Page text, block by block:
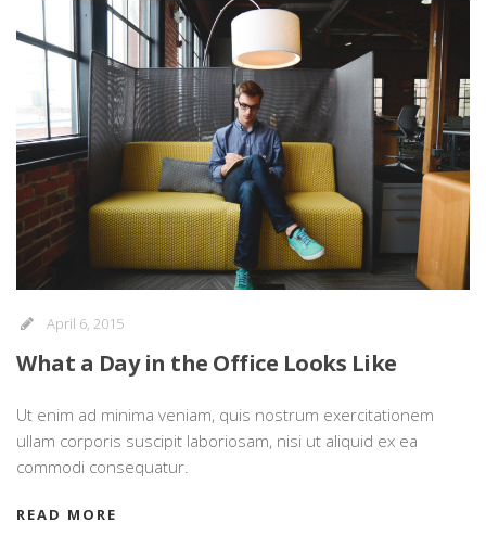
April 6, 2015
What a Day in the Office Looks Like
Ut enim ad minima veniam, quis nostrum exercitationem
ullam corporis suscipit laboriosam, nisi ut aliquid ex ea
commodi consequatur.
READ MORE